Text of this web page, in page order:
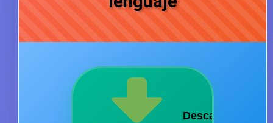
Descarga